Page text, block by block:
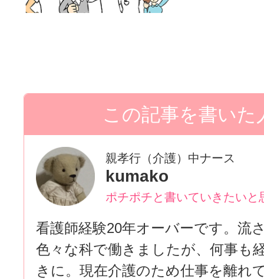
親孝行（介護）中ナース
kumako
ポチポチと書いていきたいと
看護師経験20年オーバーです。流
色々な科で働きましたが、何事も
きに。現在介護のため仕事を離れ